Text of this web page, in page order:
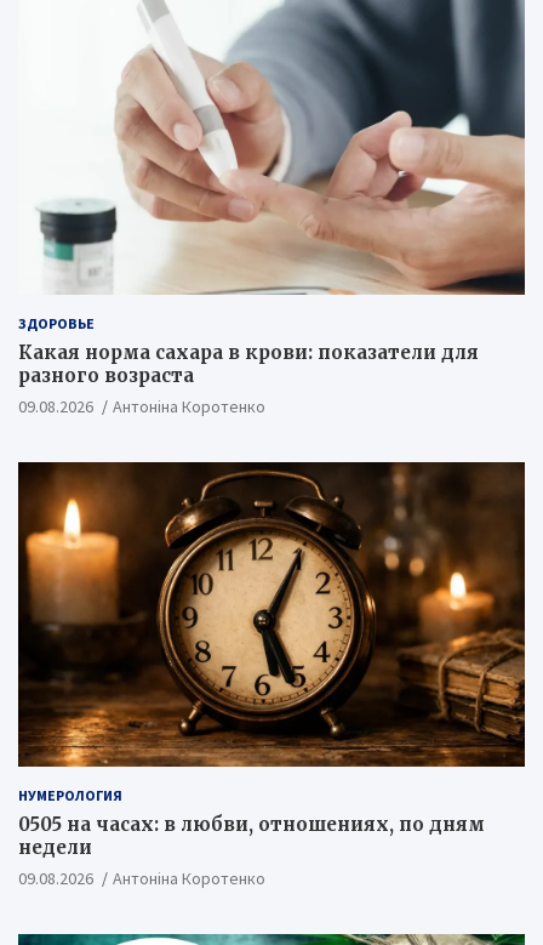
ЗДОРОВЬЕ
Какая норма сахара в крови: показатели для
разного возраста
09.08.2026 Антоніна Коротенко
НУМЕРОЛОГИЯ
0505 на часах: в любви, отношениях, по дням
недели
09.08.2026 Антоніна Коротенко